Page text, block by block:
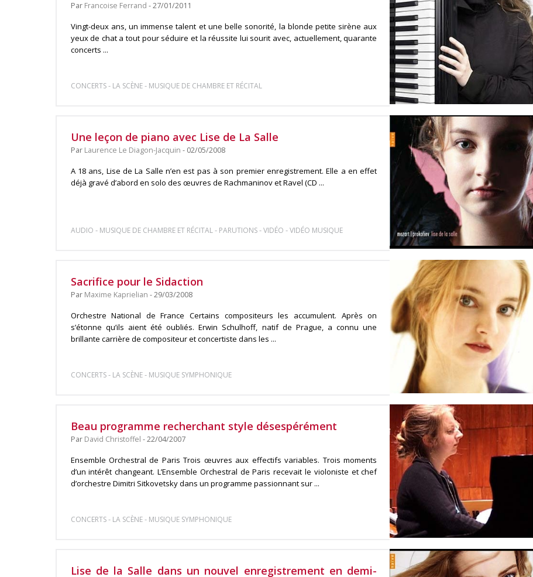
Par Francoise Ferrand - 27/01/2011
Vingt-deux ans, un immense talent et une belle sonorité, la blonde petite sirène aux
yeux de chat a tout pour séduire et la réussite lui sourit avec, actuellement, quarante
concerts ...
CONCERTS- LA SCÈNE- MUSIQUE DE CHAMBRE ET RÉCITAL
Une leçon de piano avec Lise de La Salle
Par Laurence Le Diagon-Jacquin - 02/05/2008
A 18 ans, Lise de La Salle n’en est pas à son premier enregistrement. Elle a en effet
déjà gravé d’abord en solo des œuvres de Rachmaninov et Ravel (CD ...
AUDIO - MUSIQUE DE CHAMBRE ET RÉCITAL- PARUTIONS-VIDÉO -VIDÉO MUSIQUE
Sacrifice pour le Sidaction
Par Maxime Kaprielian - 29/03/2008
Orchestre National de France Certains compositeurs les accumulent. Après on
s’étonne qu’ils aient été oubliés. Erwin Schulhoff, natif de Prague, a connu une
brillante carrière de compositeur et concertiste dans les ...
CONCERTS- LA SCÈNE- MUSIQUE SYMPHONIQUE
Beau programme recherchant style désespérément
Par David Christoffel - 22/04/2007
Ensemble Orchestral de Paris Trois œuvres aux effectifs variables. Trois moments
d’un intérêt changeant. L’Ensemble Orchestral de Paris recevait le violoniste et chef
d’orchestre Dimitri Sitkovetsky dans un programme passionnant sur ...
CONCERTS- LA SCÈNE- MUSIQUE SYMPHONIQUE
Lise de la Salle dans un nouvel enregistrement en demi-